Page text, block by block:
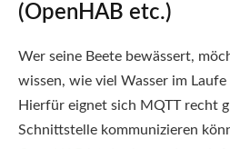
(OpenHAB etc.)
Wer seine Beete bewässert,
wissen, wie viel Wasser im
Hierfür eignet sich MQTT recht
Schnittstelle kommunizieren